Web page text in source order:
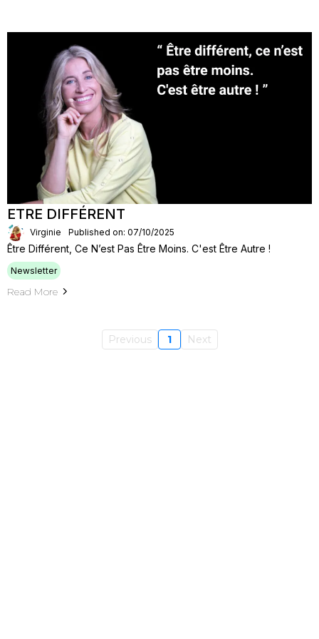
ETRE DIFFÉRENT
Virginie Published on: 07/10/2025
Être Différent, Ce N’est Pas Être Moins. C'est Être Autre !
Newsletter
Read More
Previous 1 Next